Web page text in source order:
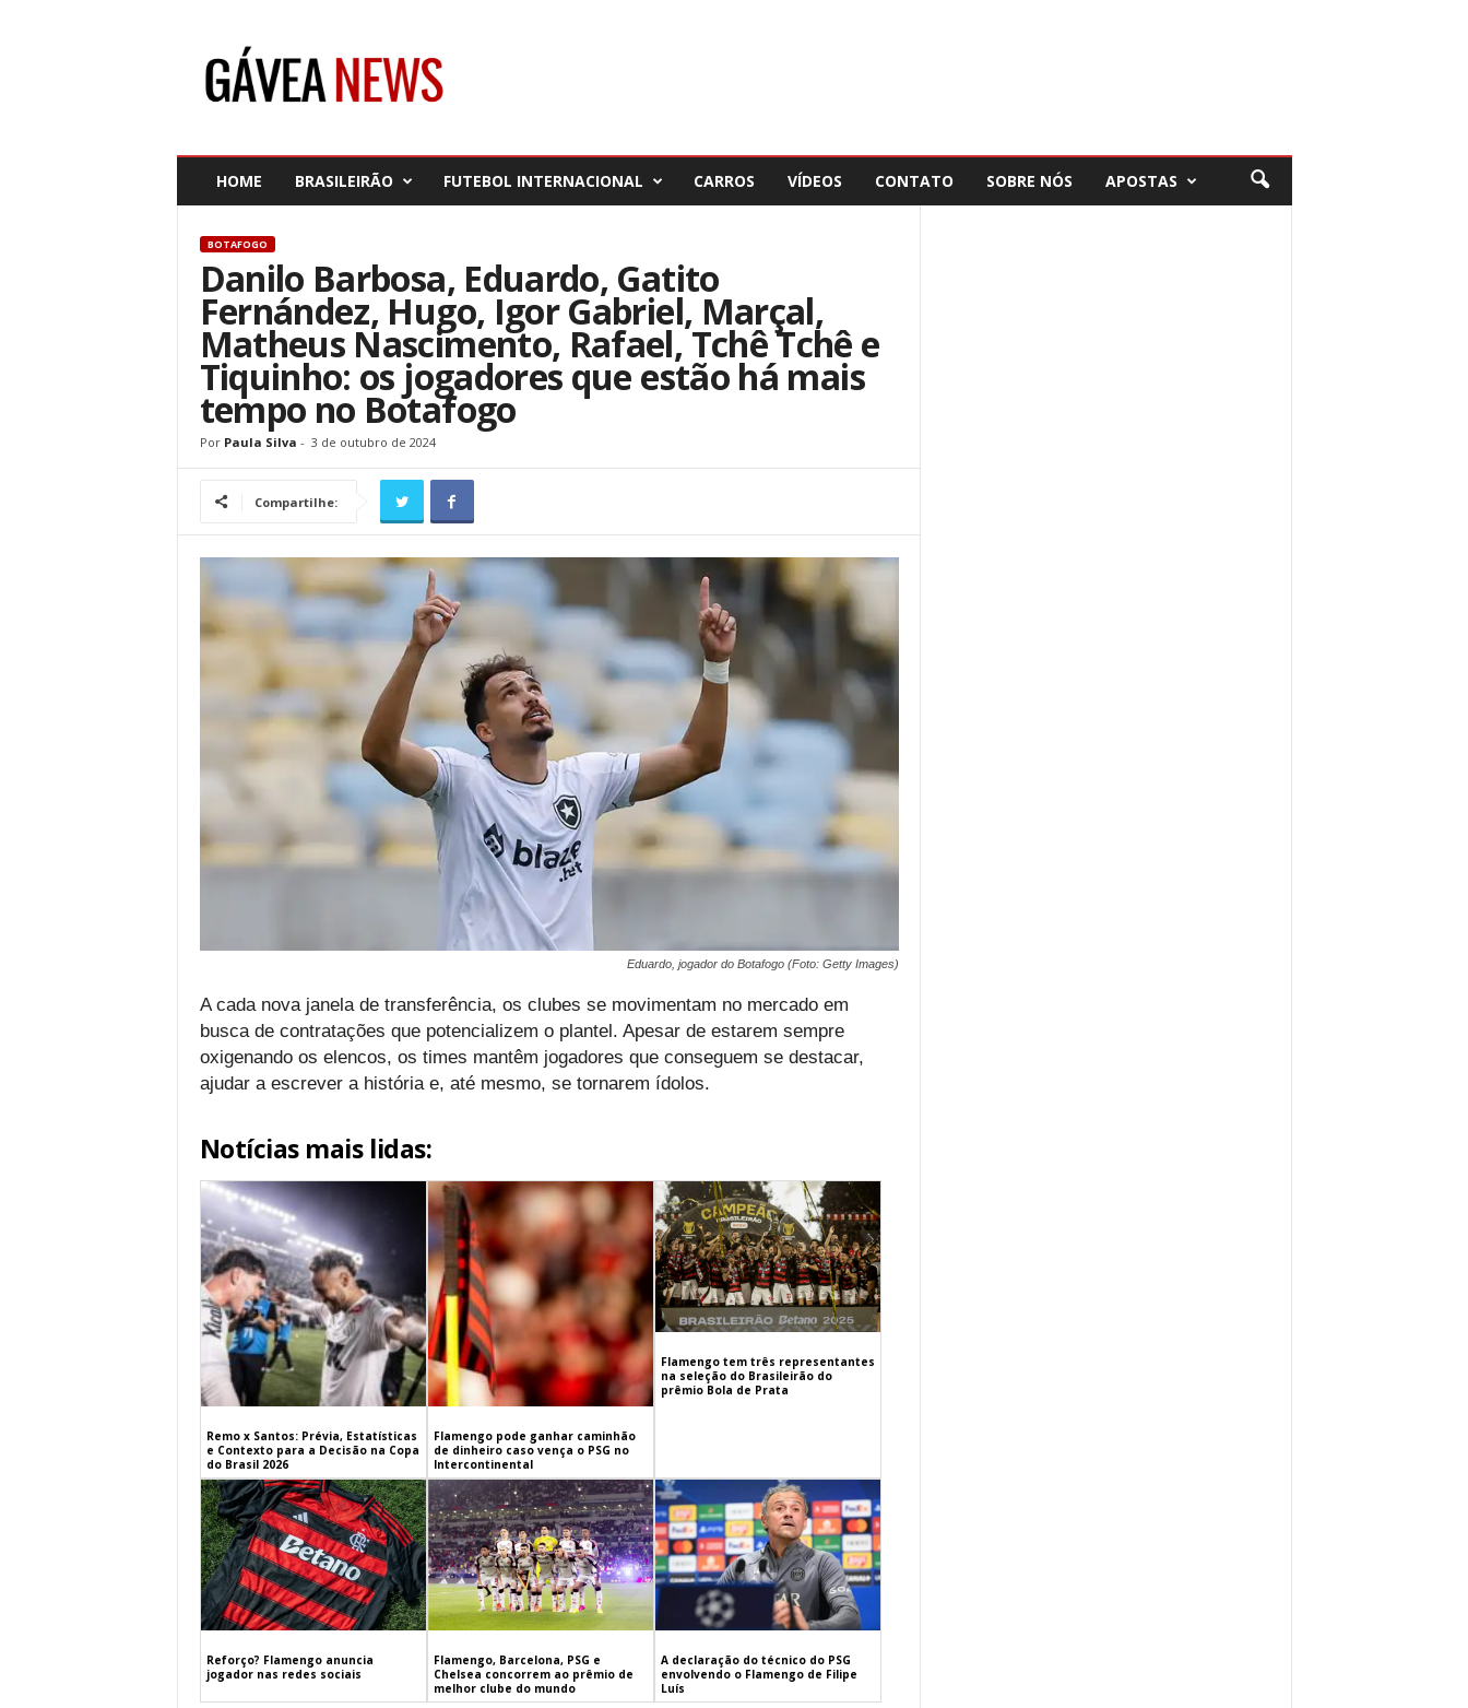
HOME BRASILEIRÃO FUTEBOL INTERNACIONAL CARROS VÍDEOS CONTATO SOBRE NÓS APOSTAS
BOTAFOGO
Danilo Barbosa, Eduardo, Gatito
Fernández, Hugo, Igor Gabriel, Marçal,
Matheus Nascimento, Rafael, Tchê Tchê e
Tiquinho: os jogadores que estão há mais
tempo no Botafogo
Por Paula Silva - 3 de outubro de 2024
Compartilhe:
Eduardo, jogador do Botafogo (Foto: Getty Images)
A cada nova janela de transferência, os clubes se movimentam no mercado em
busca de contratações que potencializem o plantel. Apesar de estarem sempre
oxigenando os elencos, os times mantêm jogadores que conseguem se destacar,
ajudar a escrever a história e, até mesmo, se tornarem ídolos.
Notícias mais lidas:
Remo x Santos: Prévia, Estatísticas
e Contexto para a Decisão na Copa
do Brasil 2026
Flamengo pode ganhar caminhão
de dinheiro caso vença o PSG no
Intercontinental
Flamengo tem três representantes
na seleção do Brasileirão do
prêmio Bola de Prata
Reforço? Flamengo anuncia
jogador nas redes sociais
Flamengo, Barcelona, PSG e
Chelsea concorrem ao prêmio de
melhor clube do mundo
A declaração do técnico do PSG
envolvendo o Flamengo de Filipe
Luís